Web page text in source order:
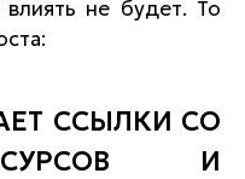
не будет. То
ССЫЛКИ СО
И